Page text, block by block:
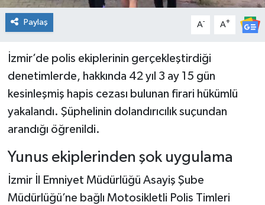
Paylaş A- A+
İzmir’de polis ekiplerinin gerçekleştirdiği
denetimlerde, hakkında 42 yıl 3 ay 15 gün
kesinleşmiş hapis cezası bulunan firari hükümlü
yakalandı. Şüphelinin dolandırıcılık suçundan
arandığı öğrenildi.
Yunus ekiplerinden şok uygulama
İzmir İl Emniyet Müdürlüğü Asayiş Şube
Müdürlüğü’ne bağlı Motosikletli Polis Timleri
Okul Gazetesi